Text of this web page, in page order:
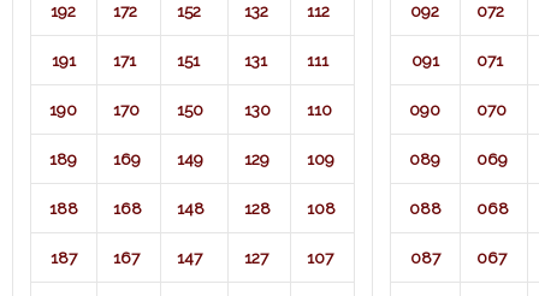
192 172 152 132 112
191 171 151 131 111
190 170 150 130 110
189 169 149 129 109
188 168 148 128 108
187 167 147 127 107
092 072
091 071​
090 070
089 069
088 068
087 067